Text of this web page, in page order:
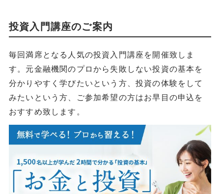
投資入門講座のご案内
毎回満席となる人気の投資入門講座を開催致しま
す。元金融機関のプロから失敗しない投資の基本を
分かりやすく学びたいという方、投資の体験をして
みたいという方、ご参加希望の方はお早目の申込を
おすすめ致します。